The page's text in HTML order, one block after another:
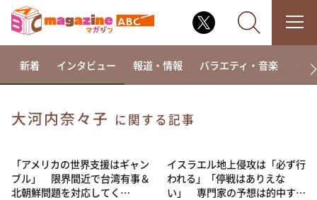
相席食堂
これ余談なんですけど・・・
新着 インタビュー 報道・情報 バラエティ・音楽 ド
大河内奈々子 に関する記事
「アメリカの世界支援はギャン
ブル」 限界間近で台湾有事＆
北朝鮮問題を対応してく…
イスラエル地上侵攻は「必ず行
われる」「停戦はありえな
い」 専門家の予想は的中す…